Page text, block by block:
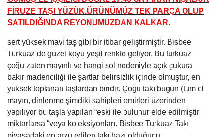
mayın, dinlenme şimdiki sahipleri emirleri üzerinden
yapılıyor bu taşla yapılan “eski ile bulunur elde edilmiştir
piyasadaki en arzu edilen takı bazı olduğunu.
Arizona Bisbee Turkuaz
Mavikuş
Mavi Kuş Mine